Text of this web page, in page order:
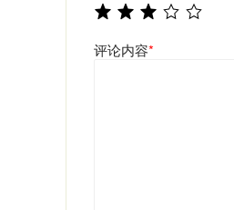
评论内容*